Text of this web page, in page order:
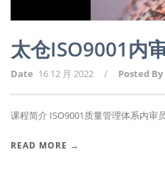
太仓ISO9001内
Date 16 12 月 2022 / Posted By
课程简介 ISO9001质量管理体系内审
READ MORE →